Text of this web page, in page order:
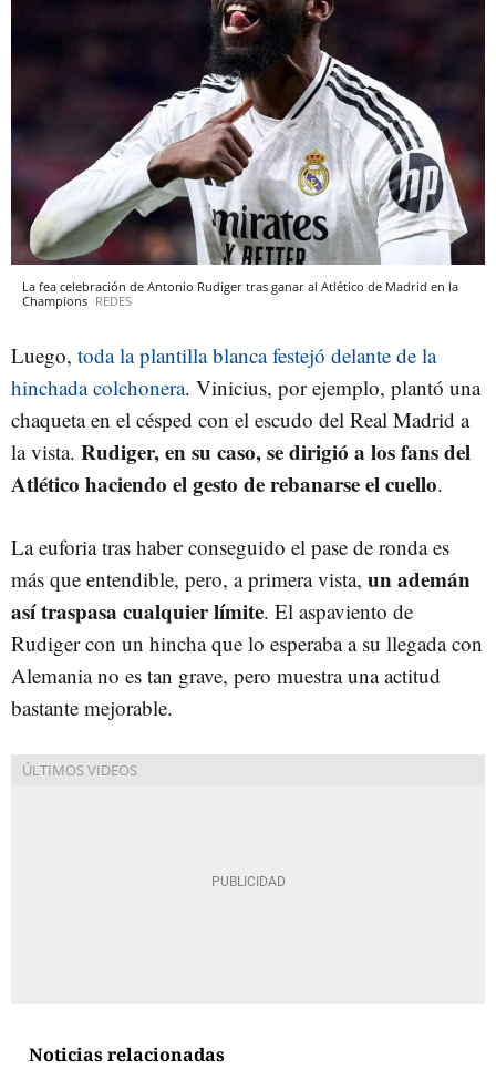
La fea celebración de Antonio Rudiger tras ganar al Atlético de Madrid en la
Champions REDES
Luego, toda la plantilla blanca festejó delante de la
hinchada colchonera. Vinicius, por ejemplo, plantó una
chaqueta en el césped con el escudo del Real Madrid a
la vista. Rudiger, en su caso, se dirigió a los fans del
Atlético haciendo el gesto de rebanarse el cuello.
La euforia tras haber conseguido el pase de ronda es
más que entendible, pero, a primera vista, un ademán
así traspasa cualquier límite. El aspaviento de
Rudiger con un hincha que lo esperaba a su llegada con
Alemania no es tan grave, pero muestra una actitud
bastante mejorable.
Noticias relacionadas